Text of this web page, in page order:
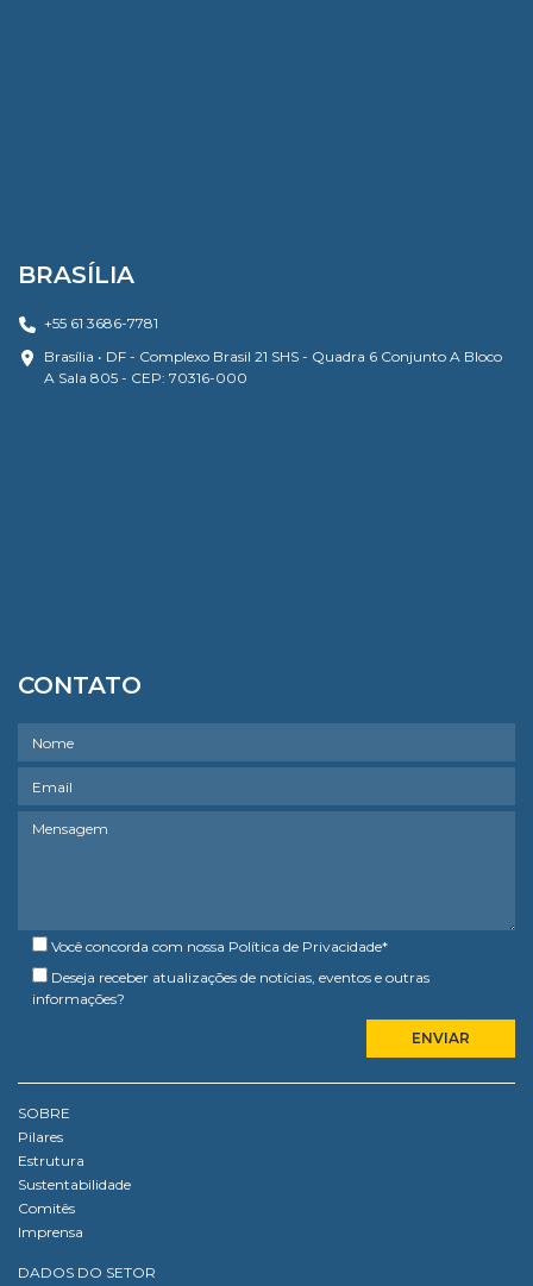
BRASÍLIA
+55 61 3686-7781
Brasília • DF - Complexo Brasil 21 SHS - Quadra 6 Conjunto A Bloco
A Sala 805 - CEP: 70316-000
CONTATO
Você concorda com nossa Política de Privacidade*
Deseja receber atualizações de notícias, eventos e outras
informações?
SOBRE
Pilares
Estrutura
Sustentabilidade
Comitês
Imprensa
DADOS DO SETOR